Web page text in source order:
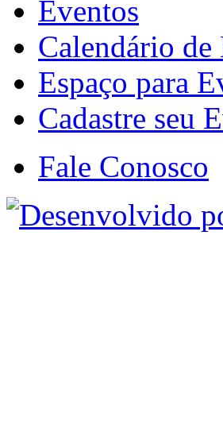
Eventos
Calendário de
Espaço para
Cadastre seu
Fale Conosco